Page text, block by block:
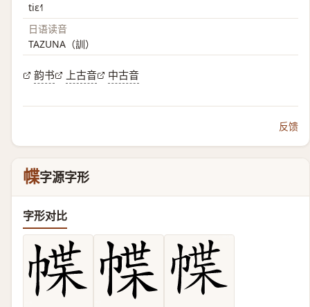
tiɛ˧˥
日语读音
TAZUNA（訓）
韵书 上古音 中古音
反馈
幉字源字形
字形对比